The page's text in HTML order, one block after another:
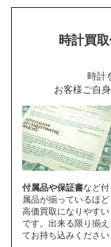
時計買
時計
お客様ご自
付属品や保証書など付
属品が揃っているほど
高価買取になりやすい
です。出来る限り揃え
てお持ち込みください